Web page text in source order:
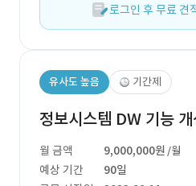
로그인 후 무료 견
유사도 높음 기간제
정보시스템 DW 기능
월 금액 9,000,000원 /월
예상 기간
90일